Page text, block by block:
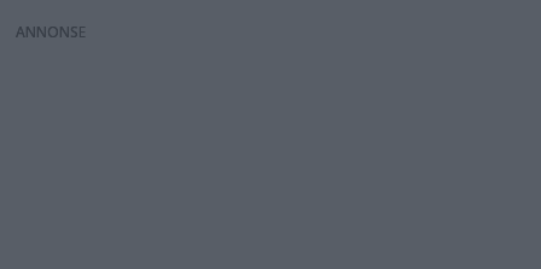
ANNONS